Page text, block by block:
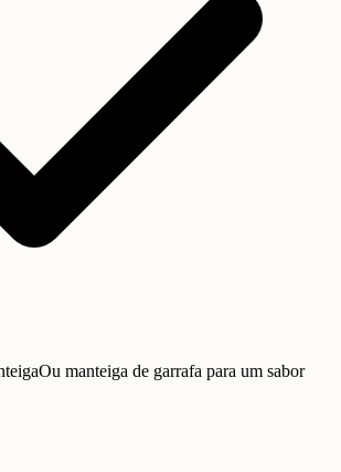
Ou manteiga de garrafa para um sabor